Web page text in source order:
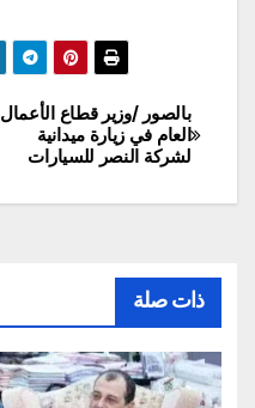
تصفّح
المقالات
بالصور /وزير قطاع الأعمال
العام في زيارة ميدانية
لشركة النصر للسيارات
ذات صلة